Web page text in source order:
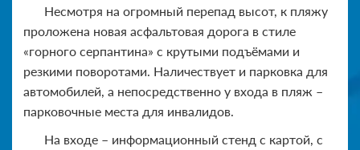
Несмотря на огромный перепад высот, к пляжу
проложена новая асфальтовая дорога в стиле
«горного серпантина» с крутыми подъёмами и
резкими поворотами. Наличествует и парковка для
автомобилей, а непосредственно у входа в пляж –
парковочные места для инвалидов.
На входе – информационный стенд с картой, с